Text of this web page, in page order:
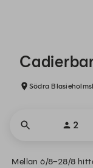
Södra
2
Mellan 6/8–28/8